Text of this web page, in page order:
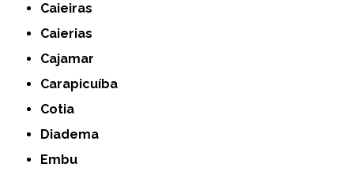
Caieiras
Caierias
Cajamar
Carapicuíba
Cotia
Diadema
Embu